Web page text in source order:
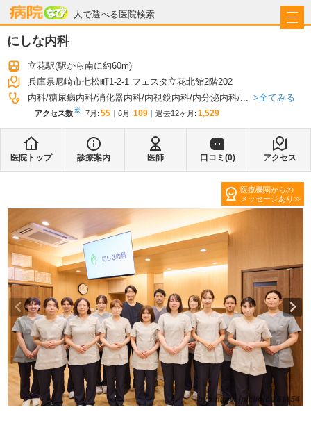
人で選べる医院検索
病院なび
にしな内科
立花駅(駅から南に約60m)
兵庫県尼崎市七松町1-2-1 フェスタ立花北館2階202
内科 糖尿病内科 消化器内科 内視鏡内科 内分泌内科 ... 全てみる
アクセス数※ 7月 : 55 6月 : 109 過去12ヶ月: 1,529
医院トップ 診療案内 医師 口コミ(0) アクセス
医療機関からの
メッセージあり